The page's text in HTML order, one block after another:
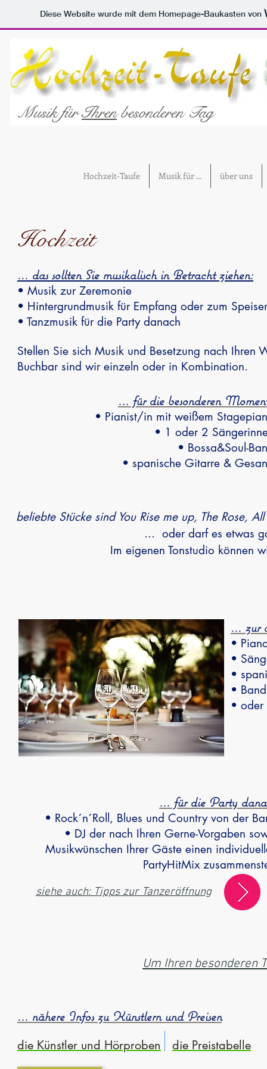
Diese Website wurde mit dem Homepage-Baukasten von
Musik fürIhrenbesonderen Tag
Hochzeit-Taufe Musik für ... über uns
Hochzeit
... das sollten Sie musikalisch in Betracht ziehen:
• Musik zur Zeremonie
• Hintergrundmusik für Empfang oder zum
• Tanzmusik für die Party danach
Stellen Sie sich Musik und Besetzung nach Ihren
Buchbar sind wir einzeln oder in Kombination.
... für die besonderen
• Pianist/in mit weißem
• 1 oder 2
• Bossa&Soul-
• spanische Gitarre &
beliebte Stücke sind You Rise me up, The Rose,
... oder darf es etwas
Im eigenen Tonstudio können
... zur
•
•
•
• Band
• oder
... für die Party
• Rock´n´Roll, Blues und Country von der
• DJ der nach Ihren Gerne-Vorgaben
Musikwünschen Ihrer Gäste einen
PartyHitMix
siehe auch: Tipps zur Tanzeröffnung
Um Ihren besonderen
... nähere Infos zu Künstlern und Preisen
die Künstler und Hörproben die Preistabelle